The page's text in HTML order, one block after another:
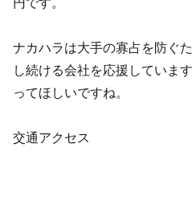
ナカハラは大手の寡占を防ぐ
し続ける会社を応援していま
ってほしいですね。
交通アクセス